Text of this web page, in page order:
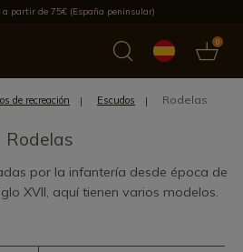
partir de 75€ (España peninsular)
0
novedades Los más vendidos
de recreación Escudos Rodelas
Rodelas
por la infantería desde época de
XVII, aquí tienen varios modelos.